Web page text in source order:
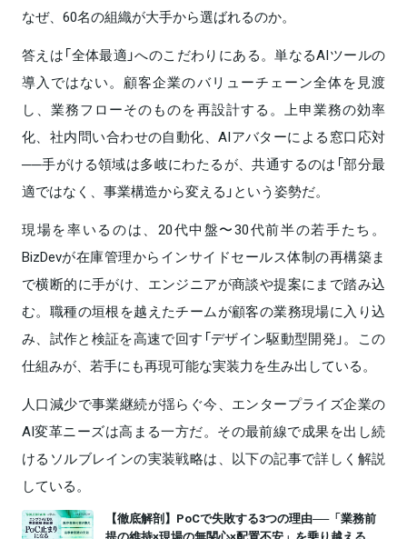
なぜ、60名の組織が大手から選ばれるのか。
答えは「全体最適」へのこだわりにある。単なるAIツールの
導入ではない。顧客企業のバリューチェーン全体を見渡
し、業務フローそのものを再設計する。上申業務の効率
化、社内問い合わせの自動化、AIアバターによる窓口応対
──手がける領域は多岐にわたるが、共通するのは「部分最
適ではなく、事業構造から変える」という姿勢だ。
現場を率いるのは、20代中盤〜30代前半の若手たち。
BizDevが在庫管理からインサイドセールス体制の再構築ま
で横断的に手がけ、エンジニアが商談や提案にまで踏み込
む。職種の垣根を越えたチームが顧客の業務現場に入り込
み、試作と検証を高速で回す「デザイン駆動型開発」。この
仕組みが、若手にも再現可能な実装力を生み出している。
人口減少で事業継続が揺らぐ今、エンタープライズ企業の
AI変革ニーズは高まる一方だ。その最前線で成果を出し続
けるソルブレインの実装戦略は、以下の記事で詳しく解説
している。